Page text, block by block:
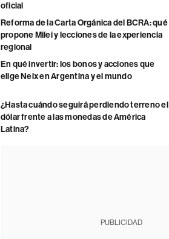
oficial
Reforma de la Carta Orgánica del BCRA: qué
propone Milei y lecciones de la experiencia
regional
En qué invertir: los bonos y acciones que
elige Neix en Argentina y el mundo
¿Hasta cuándo seguirá perdiendo terreno el
dólar frente a las monedas de América
Latina?
PUBLICIDAD